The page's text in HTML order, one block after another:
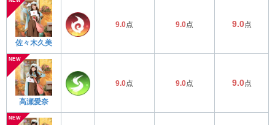
佐々木久美
9.0点 9.0点 9.0点
高瀬愛奈
9.0点 9.0点 9.0点